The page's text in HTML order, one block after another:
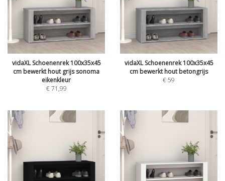
vidaXL Schoenenrek 100x35x45
cm bewerkt hout grijs sonoma
eikenkleur
€71,99
vidaXL Schoenenrek 100x35x45
cm bewerkt hout betongrijs
€59